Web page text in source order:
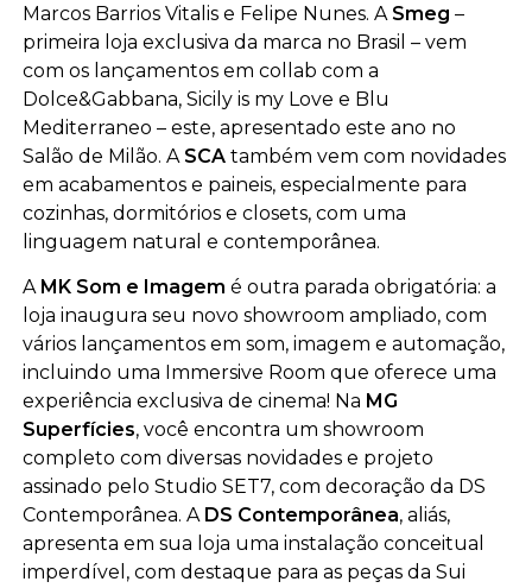
Marcos Barrios Vitalis e Felipe Nunes. A Smeg –
primeira loja exclusiva da marca no Brasil – vem
com os lançamentos em collab com a
Dolce&Gabbana, Sicily is my Love e Blu
Mediterraneo – este, apresentado este ano no
Salão de Milão. A SCAtambém vem com novidades
em acabamentos e paineis, especialmente para
cozinhas, dormitórios e closets, com uma
linguagem natural e contemporânea.
A MK Som e Imagem é outra parada obrigatória: a
loja inaugura seu novo showroom ampliado, com
vários lançamentos em som, imagem e automação,
incluindo uma Immersive Room que oferece uma
experiência exclusiva de cinema! Na MG
Superfícies, você encontra um showroom
completo com diversas novidades e projeto
assinado pelo Studio SET7, com decoração da DS
Contemporânea. A DS Contemporânea, aliás,
apresenta em sua loja uma instalação conceitual
imperdível, com destaque para as peças da Sui